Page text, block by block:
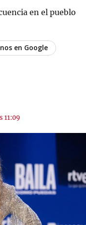
en el pueblo
11:09
en Google